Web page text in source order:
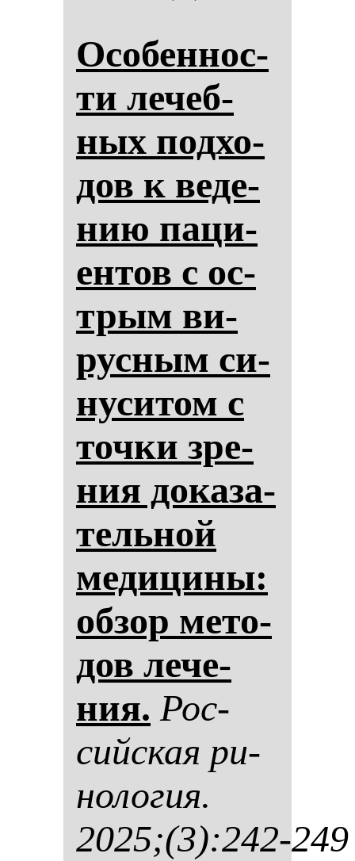
Осо­бен­нос­
ти ле­чеб­
ных под­хо­
дов к ве­де­
нию па­ци­
ен­тов с ос­
трым ви­
рус­ным си­
ну­си­том с
точ­ки зре­
ния до­ка­за­
тель­ной
ме­ди­ци­ны:
об­зор ме­то­
дов ле­че­
ния. Рос­
сий­ская ри­
но­ло­гия.
2025;(3):242-249